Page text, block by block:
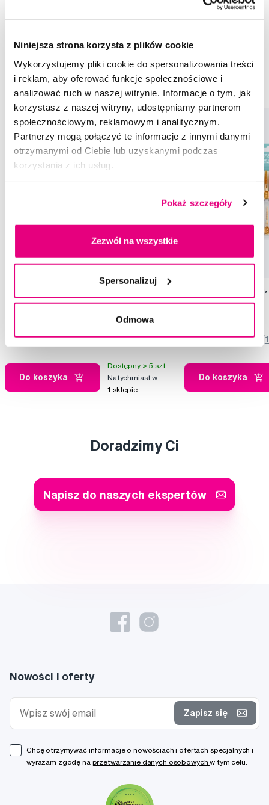
Niniejsza strona korzysta z plików cookie
Wykorzystujemy pliki cookie do spersonalizowania treści
i reklam, aby oferować funkcje społecznościowe i
analizować ruch w naszej witrynie. Informacje o tym, jak
korzystasz z naszej witryny, udostępniamy partnerom
społecznościowym, reklamowym i analitycznym.
Partnerzy mogą połączyć te informacje z innymi danymi
otrzymanymi od Ciebie lub uzyskanymi podczas
korzystania z ich usług.
Pokaż szczegóły
Zezwól na wszystkie
Spersonalizuj
Odmowa
Szczoteczki międzyzębowe
Przestrzenie międzyzębowe TePe
Szczoteczki międzyzębowe TePe Według rozmiaru TePe
ISO 5 TePe
TePe EasyPick M/L, 36 szt. + pojemnik
4,5/5 (117x)
Do koszyka
Dostępny > 5 szt
Natychmiast w
1 sklepie
5,0/5
Do koszyka
Doradzimy Ci
Napisz do naszych ekspertów
Nowości i oferty
Zapisz się
Chcę otrzymywać informacje o nowościach i ofertach specjalnych i
wyrażam zgodę na przetwarzanie danych osobowychw tym celu.